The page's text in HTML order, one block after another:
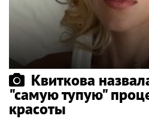
Квиткова
"самую тупую"
красоты